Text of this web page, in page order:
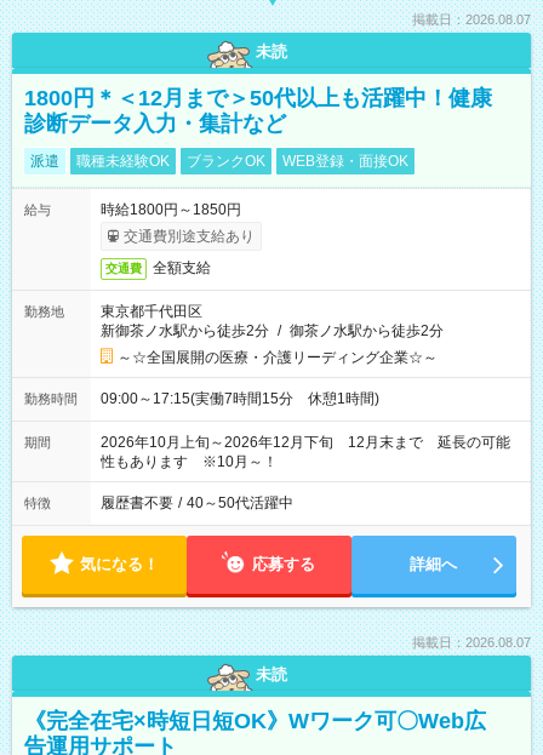
掲載日：2026.08.07
未読
1800円＊＜12月まで＞50代以上も活躍中！健康
診断データ入力・集計など
派遣 職種未経験OK ブランクOK WEB登録・面接OK
給与
時給1800円～1850円
交通費別途支給あり
交通費 全額支給
勤務地
東京都千代田区
新御茶ノ水駅から徒歩2分 / 御茶ノ水駅から徒歩2分
～☆全国展開の医療・介護リーディング企業☆～
勤務時間 09:00～17:15(実働7時間15分 休憩1時間)
期間
2026年10月上旬～2026年12月下旬 12月末まで 延長の可能
性もあります ※10月～！
特徴 履歴書不要 / 40～50代活躍中
気になる！ 応募する 詳細へ
掲載日：2026.08.07
未読
《完全在宅×時短日短OK》Wワーク可〇Web広
告運用サポート